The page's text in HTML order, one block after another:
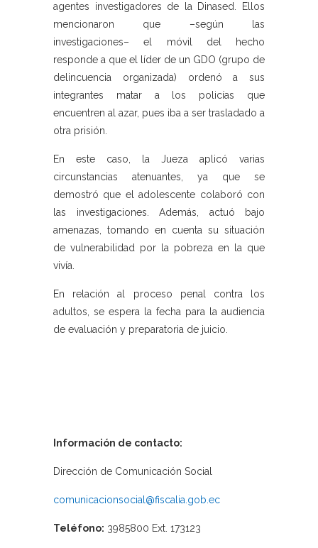
agentes investigadores de la Dinased. Ellos
mencionaron que –según las
investigaciones– el móvil del hecho
responde a que el líder de un GDO (grupo de
delincuencia organizada) ordenó a sus
integrantes matar a los policías que
encuentren al azar, pues iba a ser trasladado a
otra prisión.
En este caso, la Jueza aplicó varias
circunstancias atenuantes, ya que se
demostró que el adolescente colaboró con
las investigaciones. Además, actuó bajo
amenazas, tomando en cuenta su situación
de vulnerabilidad por la pobreza en la que
vivía.
En relación al proceso penal contra los
adultos, se espera la fecha para la audiencia
de evaluación y preparatoria de juicio.
Información de contacto:
Dirección de Comunicación Social
comunicacionsocial@fiscalia.gob.ec
Teléfono: 3985800 Ext. 173123